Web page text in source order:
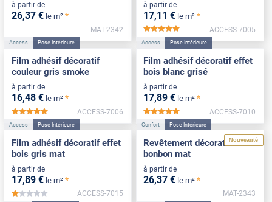
à partir de
26,37 € le m² *
MAT-2342
à partir de
17,11 € le m² *
ACCESS-7005
Access Pose Intérieure
Film adhésif décoratif
couleur gris smoke
à partir de
16,48 € le m² *
*****
ACCESS-7006
Access Pose Intérieure
Film adhésif décoratif effet
bois blanc grisé
à partir de
17,89 € le m² *
ACCESS-7010
Access Pose Intérieure
Film adhésif décoratif effet
bois gris mat
à partir de
17,89 € le m² *
*****
ACCESS-7015
Nouveauté
Confort Pose Intérieure
Revêtement décoratif rose
bonbon mat
à partir de
26,37 € le m² *
MAT-2343